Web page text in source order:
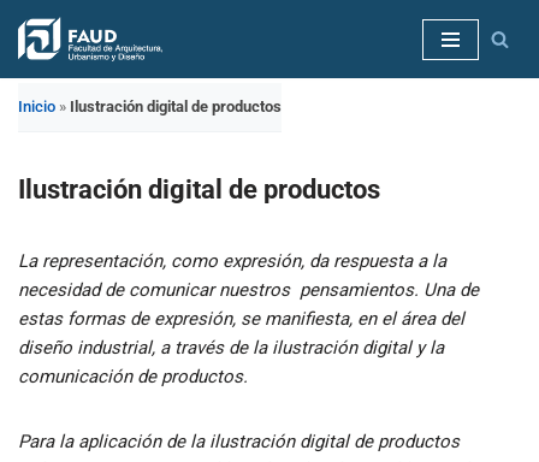
Saltar
Inicio » Ilustración digital de productos
Ilustración digital de productos
La representación, como expresión, da respuesta a la
necesidad de comunicar nuestros pensamientos. Una de
estas formas de expresión, se manifiesta, en el área del
diseño industrial, a través de la ilustración digital y la
comunicación de productos.
Para la aplicación de la ilustración digital de productos